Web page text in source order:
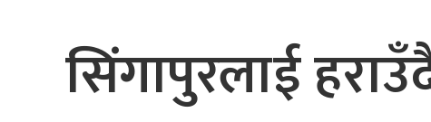
सिंगापुरलाई